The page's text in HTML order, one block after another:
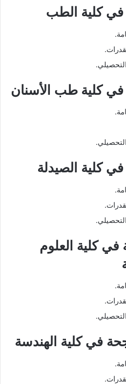
في كلية الطب
في كلية طب الأسنان
كلية الصيدلة
كلية العلوم
في كلية الهندسة